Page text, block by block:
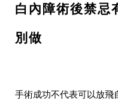
白內障術後禁忌
別做
手術成功不代表可以放飛